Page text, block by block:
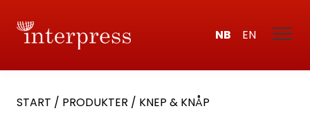
NB EN
START / PRODUKTER / KNEP & KNÅP